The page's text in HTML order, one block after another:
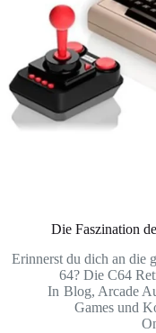
Die Faszination
Erinnerst du dich an die
64? Die C64
In Blog, Arcade
Games und